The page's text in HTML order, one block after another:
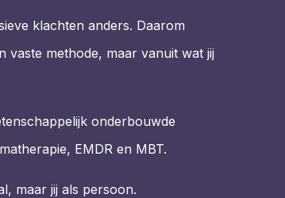
klachten anders. Daarom
vaste methode, maar vanuit wat jij
onderbouwde
EMDR en MBT.
maar jij als persoon.